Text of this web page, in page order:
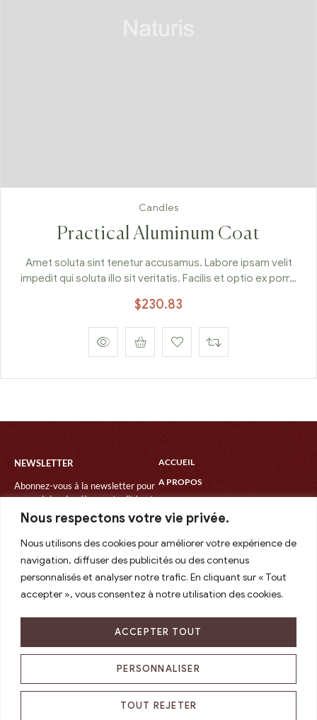
Nous respectons votre vie privée.
Nous utilisons des cookies pour améliorer votre expérience de
navigation, diffuser des publicités ou des contenus
personnalisés et analyser notre trafic. En cliquant sur « Tout
accepter », vous consentez à notre utilisation des cookies.
PERSONNALISER
TOUT REJETER
ACCEPTER TOUT
Candles
Practical Aluminum Coat
Amet soluta sint tenetur accusamus. Labore ipsam velit
impedit qui soluta illo sit veritatis. Facilis et optio ex porro
vel sit saepe.
$230.83
NEWSLETTER
Abonnez-vous à la newsletter pour
recevoir les dernières actualités et
les dates des prochains
événements.
ACCUEIL
A PROPOS
CÉRÉMONIE
ATELIERS / RETRAITES
AGENDA
CONTACT